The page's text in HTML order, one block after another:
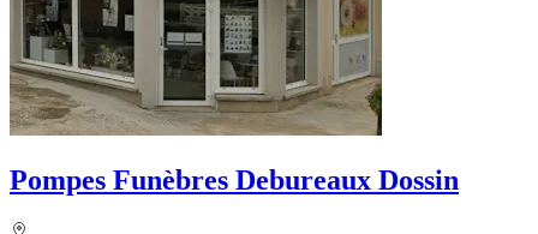
Pompes Funèbres Debureaux Dossin